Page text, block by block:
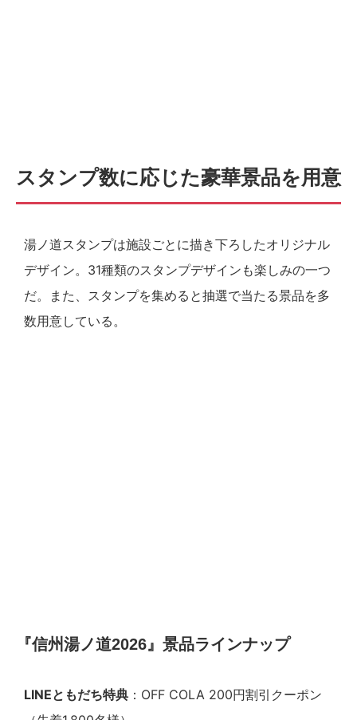
スタンプ数に応じた豪華景品を用意
湯ノ道スタンプは施設ごとに描き下ろしたオリジナル
デザイン。31種類のスタンプデザインも楽しみの一つ
だ。また、スタンプを集めると抽選で当たる景品を多
数用意している。
『信州湯ノ道2026』 景品ラインナップ
LINEともだち特典 ：OFF COLA 200円割引クーポン